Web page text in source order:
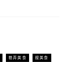
巷弄美食 搜美食